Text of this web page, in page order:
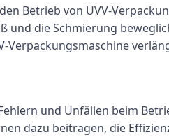
Betrieb von UVV-
und die Schmierung
Verpackungsmaschine
und Unfällen beim
dazu beitragen, die